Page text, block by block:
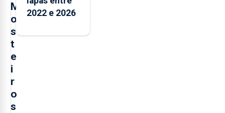
M
o
s
t
e
i
r
o
s
2022 e 2026